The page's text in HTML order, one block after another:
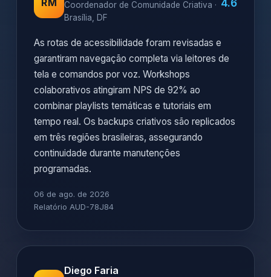
RM
Coordenador de Comunidade Criativa ·
Brasília, DF
As rotas de acessibilidade foram revisadas e
garantiram navegação completa via leitores de
tela e comandos por voz. Workshops
colaborativos atingiram NPS de 92% ao
combinar playlists temáticas e tutoriais em
tempo real. Os backups criativos são replicados
em três regiões brasileiras, assegurando
continuidade durante manutenções
programadas.
06 de ago. de 2026
Relatório AUD-78J84
Diego Faria